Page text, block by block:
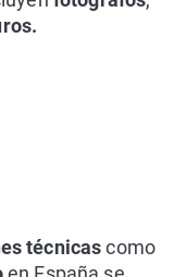
técnicascomo